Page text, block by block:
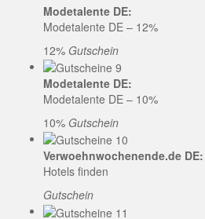
Modetalente DE:
Modetalente DE – 12%
12% Gutschein
Modetalente DE:
Modetalente DE – 10%
10% Gutschein
Verwoehnwochenende.de DE:
Hotels finden
Gutschein